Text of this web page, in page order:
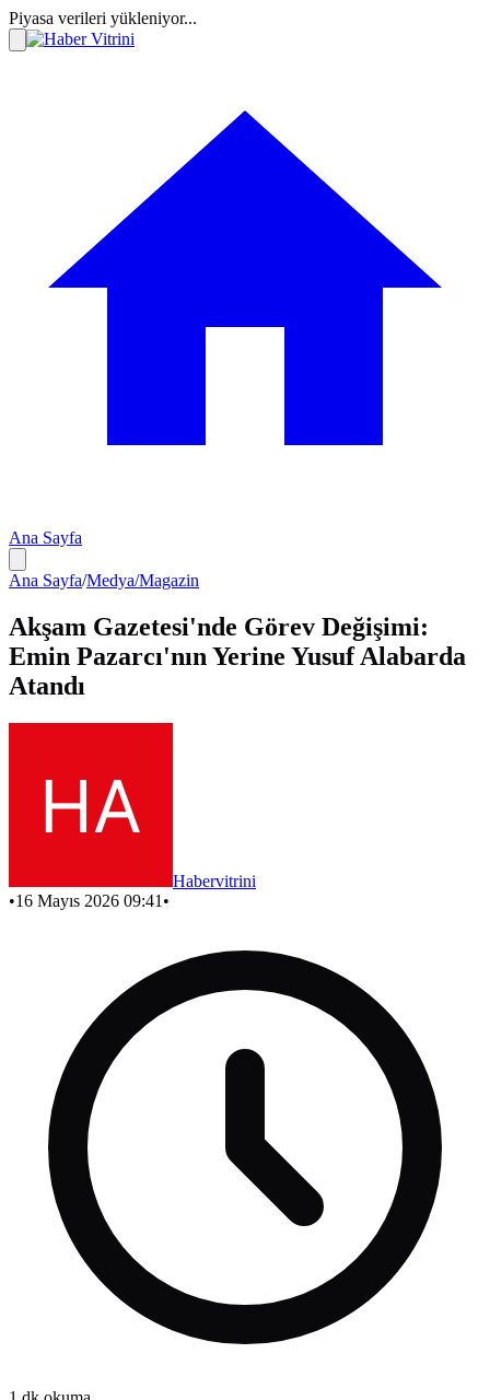
Piyasa verileri yükleniyor...
Ana Sayfa
Ana Sayfa/Medya/Magazin
Akşam Gazetesi'nde Görev Değişimi:
Emin Pazarcı'nın Yerine Yusuf Alabarda
Atandı
Habervitrini
•16 Mayıs 2026 09:41 •